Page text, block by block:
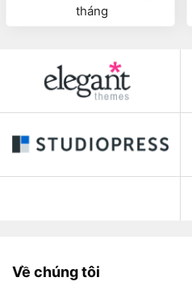
tháng
Về chúng tôi